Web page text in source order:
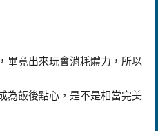
畢竟出來玩會消耗體力，所以
為飯後點心，是不是相當完美